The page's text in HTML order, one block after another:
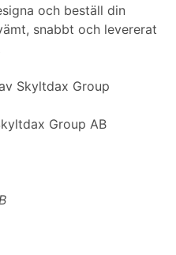
och beställ din
snabbt och levererat
Skyltdax Group
Group AB